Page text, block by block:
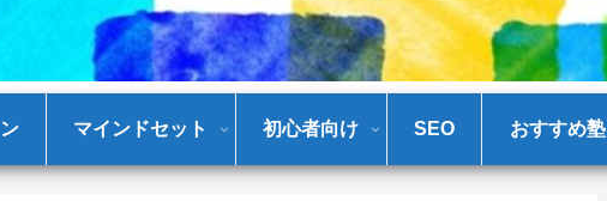
マインドセット 初心者向け SEO おすすめ